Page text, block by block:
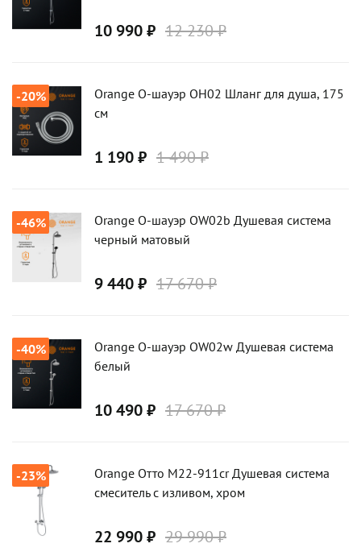
10 990 ₽ 12 230 ₽
-20%
Orange О-шауэр OH02 Шланг для душа, 175
см
1 190 ₽ 1 490 ₽
-46%
Orange О-шауэр OW02b Душевая система
черный матовый
9 440 ₽ 17 670 ₽
-40%
Orange О-шауэр OW02w Душевая система
белый
10 490 ₽ 17 670 ₽
-23%
Orange Отто M22-911cr Душевая система
смеситель с изливом, хром
22 990 ₽ 29 990 ₽